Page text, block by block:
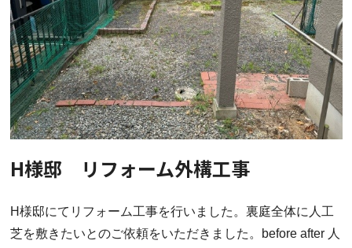
H様邸 リフォーム外構工事
H様邸にてリフォーム工事を行いました。裏庭全体に人工
芝を敷きたいとのご依頼をいただきました。before after 人